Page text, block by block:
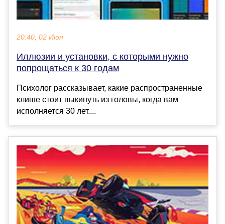
20:40, 02 Июн
Иллюзии и установки, с которыми нужно
попрощаться к 30 годам
Психолог рассказывает, какие распространенные
клише стоит выкинуть из головы, когда вам
исполняется 30 лет....